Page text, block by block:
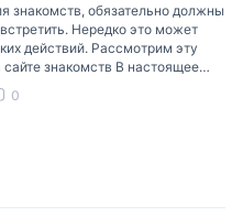
знакомств, обязательно должны
Нередко это может
действий. Рассмотрим эту
знакомств В настоящее
0